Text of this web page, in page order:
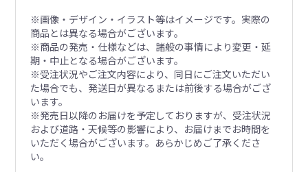
※画像・デザイン・イラスト等はイメージです。実際の
商品とは異なる場合がございます。
※商品の発売・仕様などは、諸般の事情により変更・延
期・中止となる場合がございます。
※受注状況やご注文内容により、同日にご注文いただい
た場合でも、発送日が異なるまたは前後する場合がござ
います。
※発売日以降のお届けを予定しておりますが、受注状況
および道路・天候等の影響により、お届けまでお時間を
いただく場合がございます。あらかじめご了承くださ
い。